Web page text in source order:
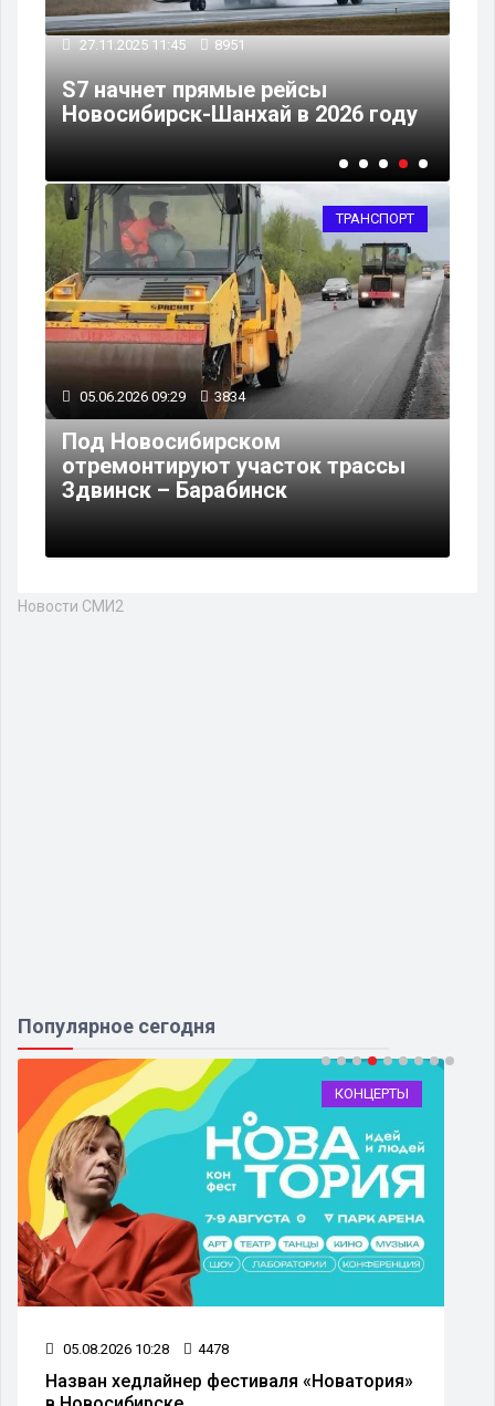
27.11.2025 11:45 8951
S7 начнет прямые рейсы
Новосибирск-Шанхай в 2026 году
ТРАНСПОРТ
05.06.2026 09:29 3834
Под Новосибирском
отремонтируют участок трассы
Здвинск – Барабинск
Новости СМИ2
Популярное сегодня
КОНЦЕРТЫ
05.08.2026 10:28 4478
Назван хедлайнер фестиваля «Новатория»